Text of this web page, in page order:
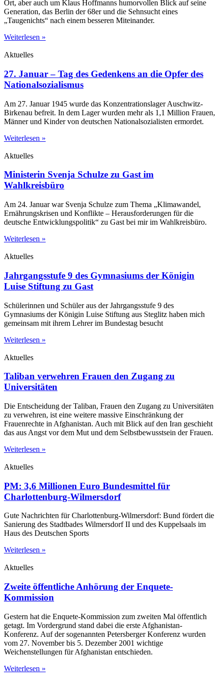
Ort, aber auch um Klaus Hoffmanns humorvollen Blick auf seine
Generation, das Berlin der 68er und die Sehnsucht eines
„Taugenichts“ nach einem besseren Miteinander.
Weiterlesen »
Aktuelles
27. Januar – Tag des Gedenkens an die Opfer des
Nationalsozialismus
Am 27. Januar 1945 wurde das Konzentrationslager Auschwitz-
Birkenau befreit. In dem Lager wurden mehr als 1,1 Million Frauen,
Männer und Kinder von deutschen Nationalsozialisten ermordet.
Weiterlesen »
Aktuelles
Ministerin Svenja Schulze zu Gast im
Wahlkreisbüro
Am 24. Januar war Svenja Schulze zum Thema „Klimawandel,
Ernährungskrisen und Konflikte – Herausforderungen für die
deutsche Entwicklungspolitik“ zu Gast bei mir im Wahlkreisbüro.
Weiterlesen »
Aktuelles
Jahrgangsstufe 9 des Gymnasiums der Königin
Luise Stiftung zu Gast
Schülerinnen und Schüler aus der Jahrgangsstufe 9 des
Gymnasiums der Königin Luise Stiftung aus Steglitz haben mich
gemeinsam mit ihrem Lehrer im Bundestag besucht
Weiterlesen »
Aktuelles
Taliban verwehren Frauen den Zugang zu
Universitäten
Die Entscheidung der Taliban, Frauen den Zugang zu Universitäten
zu verwehren, ist eine weitere massive Einschränkung der
Frauenrechte in Afghanistan. Auch mit Blick auf den Iran geschieht
das aus Angst vor dem Mut und dem Selbstbewusstsein der Frauen.
Weiterlesen »
Aktuelles
PM: 3,6 Millionen Euro Bundesmittel für
Charlottenburg-Wilmersdorf
Gute Nachrichten für Charlottenburg-Wilmersdorf: Bund fördert die
Sanierung des Stadtbades Wilmersdorf II und des Kuppelsaals im
Haus des Deutschen Sports
Weiterlesen »
Aktuelles
Zweite öffentliche Anhörung der Enquete-
Kommission
Gestern hat die Enquete-Kommission zum zweiten Mal öffentlich
getagt. Im Vordergrund stand dabei die erste Afghanistan-
Konferenz. Auf der sogenannten Petersberger Konferenz wurden
vom 27. November bis 5. Dezember 2001 wichtige
Weichenstellungen für Afghanistan entschieden.
Weiterlesen »